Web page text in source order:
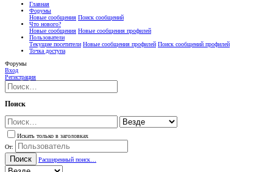
Главная
Форумы
Новые сообщения Поиск сообщений
Что нового?
Новые сообщения Новые сообщения профилей
Пользователи
Текущие посетители Новые сообщения профилей Поиск сообщений профилей
Точка доступа
Форумы
Вход
Регистрация
Поиск
Искать только в заголовках
От:
Поиск Расширенный поиск…